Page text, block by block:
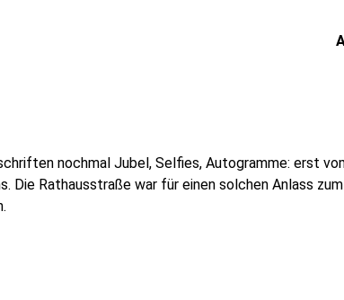
nochmal Jubel, Selfies, Autogramme: erst
Die Rathausstraße war für einen solchen Anlass